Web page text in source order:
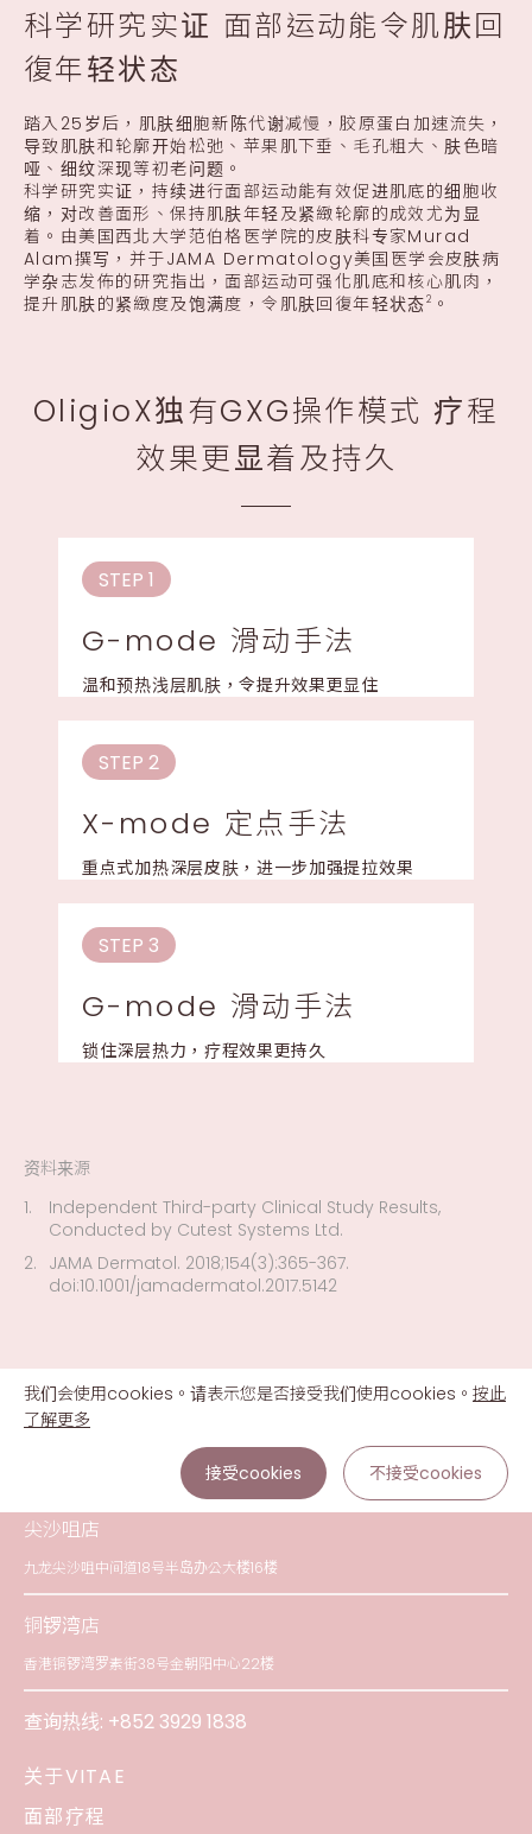
科学研究实证 面部运动能令肌肤回
復年轻状态
踏入25岁后，肌肤细胞新陈代谢减慢，胶原蛋白加速流失，
导致肌肤和轮廓开始松弛、苹果肌下垂、毛孔粗大、肤色暗
哑、细纹深现等初老问题。
科学研究实证，持续进行面部运动能有效促进肌底的细胞收
缩，对改善面形、保持肌肤年轻及紧緻轮廓的成效尤为显
着。由美国西北大学范伯格医学院的皮肤科专家Murad
Alam撰写，并于JAMA Dermatology美国医学会皮肤病
学杂志发佈的研究指出，面部运动可强化肌底和核心肌肉，
提升肌肤的紧緻度及饱满度，令肌肤回復年轻状态2 。
OligioX独有GXG操作模式 疗程
效果更显着及持久
STEP 1
G-mode 滑动手法
温和预热浅层肌肤，令提升效果更显住
STEP 2
X-mode 定点手法
重点式加热深层皮肤，进一步加强提拉效果
STEP 3
G-mode 滑动手法
锁住深层热力，疗程效果更持久
资料来源
Independent Third-party Clinical Study Results,
Conducted by Cutest Systems Ltd.
JAMA Dermatol. 2018;154(3):365-367.
doi:10.1001/jamadermatol.2017.5142
我们会使用cookies。请表示您是否接受我们使用cookies。 按此
了解更多
接受cookies 不接受cookies
尖沙咀店
九龙尖沙咀中间道18号半岛办公大楼16楼
铜锣湾店
香港铜锣湾罗素街38号金朝阳中心22楼
查询热线: +852 3929 1838
关于VITAE
面部疗程